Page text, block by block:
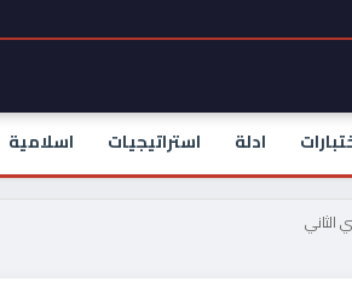
ادلة استراتيجيات اسلامية
الثاني